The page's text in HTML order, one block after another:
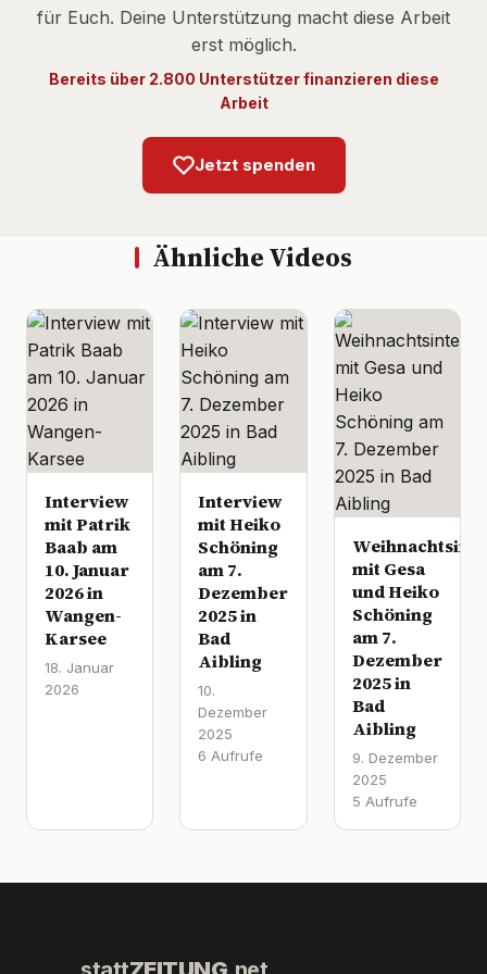
für Euch. Deine Unterstützung macht diese Arbeit
erst möglich.
Bereits über 2.800 Unterstützer finanzieren diese
Arbeit
Jetzt spenden
Ähnliche Videos
Interview
mit Patrik
Baab am
10. Januar
2026 in
Wangen-
Karsee
18. Januar
2026
Interview
mit Heiko
Schöning
am 7.
Dezember
2025 in
Bad
Aibling
10.
Dezember
2025
6 Aufrufe
mit Gesa
und Heiko
Schöning
am 7.
Dezember
2025 in
Bad
Aibling
9. Dezember
2025
5 Aufrufe